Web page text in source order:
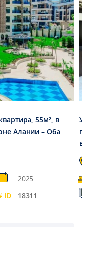
55м², в
Алании – Оба
2025
ID 18311
в